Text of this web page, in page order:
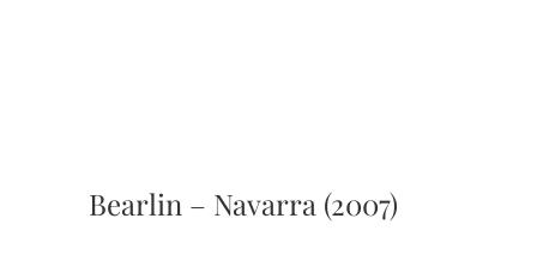
Bearlin – Navarra (2007)